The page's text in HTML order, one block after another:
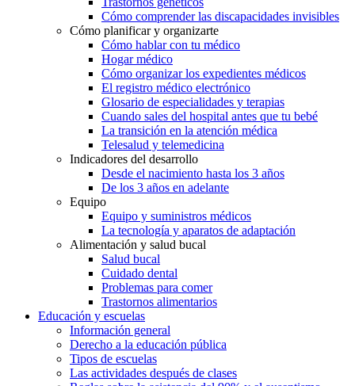
Cómo comprender las discapacidades invisibles
Cómo planificar y organizarte
Cómo hablar con tu médico
Hogar médico
Cómo organizar los expedientes médicos
El registro médico electrónico
Glosario de especialidades y terapias
Cuando sales del hospital antes que tu bebé
La transición en la atención médica
Telesalud y telemedicina
Indicadores del desarrollo
Desde el nacimiento hasta los 3 años
De los 3 años en adelante
Equipo
Equipo y suministros médicos
La tecnología y aparatos de adaptación
Alimentación y salud bucal
Salud bucal
Cuidado dental
Problemas para comer
Trastornos alimentarios
Educación y escuelas
Información general
Derecho a la educación pública
Tipos de escuelas
Las actividades después de clases